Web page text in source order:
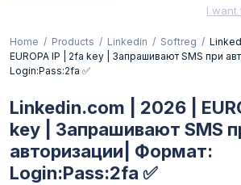
I want
Home Products Linkedin Softreg
EUROPA IP | 2fa key | Запрашивают SMS при
Login:Pass:2fa ✅
Linkedin.com | 2026 |
key | Запрашивают SMS
авторизации| Формат:
Login:Pass:2fa ✅